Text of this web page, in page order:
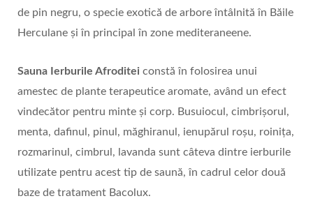
de pin negru, o specie exotică de arbore întâlnită în Băile
Herculane și în principal în zone mediteraneene.
Sauna Ierburile Afroditei constă în folosirea unui
amestec de plante terapeutice aromate, având un efect
vindecător pentru minte și corp. Busuiocul, cimbrișorul,
menta, dafinul, pinul, măghiranul, ienupărul roșu, roinița,
rozmarinul, cimbrul, lavanda sunt câteva dintre ierburile
utilizate pentru acest tip de saună, în cadrul celor două
baze de tratament Bacolux.